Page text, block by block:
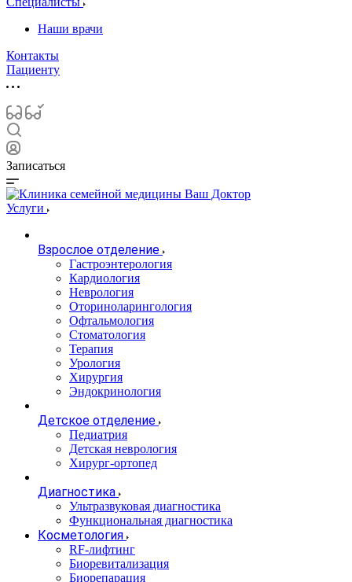
Наши врачи
Контакты
Пациенту
Записаться
Услуги
Взрослое отделение
Гастроэнтерология
Кардиология
Неврология
Оториноларингология
Офтальмология
Стоматология
Терапия
Урология
Хирургия
Эндокринология
Детское отделение
Педиатрия
Детская неврология
Хирург-ортопед
Диагностика
Ультразвуковая диагностика
Функциональная диагностика
Косметология
RF-лифтинг
Биоревитализация
Биорепарация